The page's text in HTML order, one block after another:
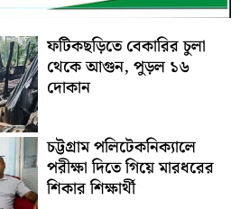
ফটিকছড়িতে বেকারির চুলা
থেকে আগুন, পুড়ল ১৬
দোকান
চট্টগ্রাম পলিটেকনিক্যালে
পরীক্ষা দিতে গিয়ে মারধরের
শিকার শিক্ষার্থী